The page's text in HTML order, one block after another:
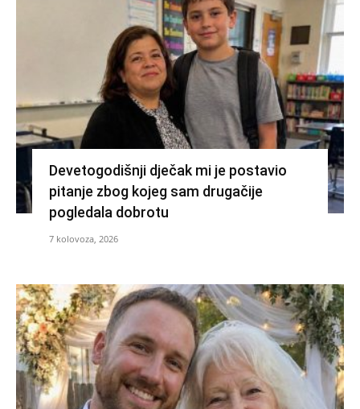
Devetogodišnji dječak mi je postavio
pitanje zbog kojeg sam drugačije
pogledala dobrotu
7 kolovoza, 2026